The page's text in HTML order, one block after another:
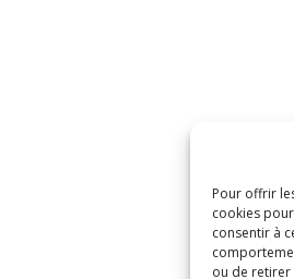
Pour offrir
cookies
consentir à
ou de retirer